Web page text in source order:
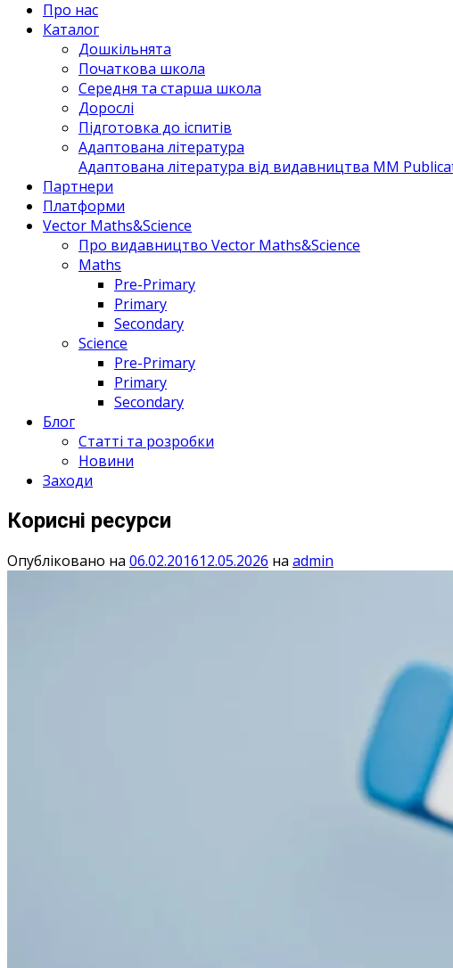
Про нас
Каталог
Дошкільнята
Початкова школа
Середня та старша школа
Дорослі
Підготовка до іспитів
Адаптована література
Адаптована література від видавництва MM
Партнери
Платформи
Vector Maths&Science
Про видавництво Vector Maths&Science
Maths
Pre-Primary
Primary
Secondary
Science
Pre-Primary
Primary
Secondary
Блог
Статті та розробки
Новини
Заходи
Корисні ресурси
Опубліковано на 06.02.201612.05.2026 на admin